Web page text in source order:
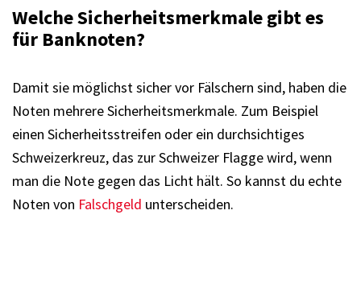
Welche Sicherheitsmerkmale gibt es
für Banknoten?
Damit sie möglichst sicher vor Fälschern sind, haben die
Noten mehrere Sicherheitsmerkmale. Zum Beispiel
einen Sicherheitsstreifen oder ein durchsichtiges
Schweizerkreuz, das zur Schweizer Flagge wird, wenn
man die Note gegen das Licht hält. So kannst du echte
Noten von Falschgeld unterscheiden.